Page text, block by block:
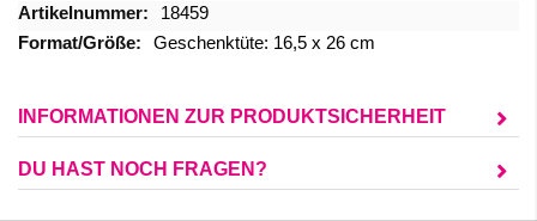
Mehr
Informationen
18459
Geschenktüte: 16,5 x 26 cm
INFORMATIONEN ZUR PRODUKTSICHERHEIT
DU HAST NOCH FRAGEN?